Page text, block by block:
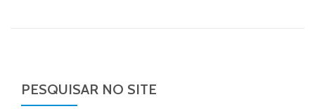
PESQUISAR NO SITE